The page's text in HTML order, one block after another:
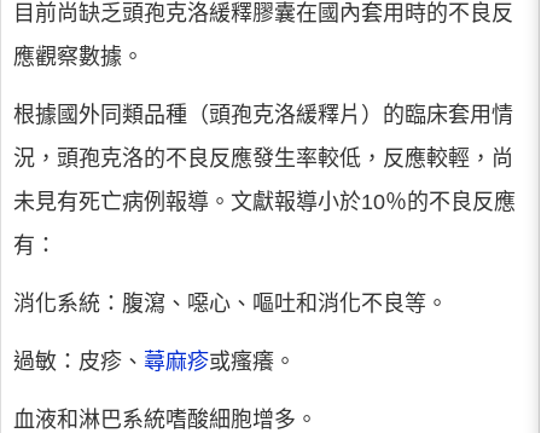
目前尚缺乏頭孢克洛緩釋膠囊在國內套用時的不良反
應觀察數據。
根據國外同類品種（頭孢克洛緩釋片）的臨床套用情
況，頭孢克洛的不良反應發生率較低，反應較輕，尚
未見有死亡病例報導。文獻報導小於10％的不良反應
有：
消化系統：腹瀉、噁心、嘔吐和消化不良等。
過敏：皮疹、 蕁麻疹或瘙癢。
血液和淋巴系統嗜酸細胞增多。